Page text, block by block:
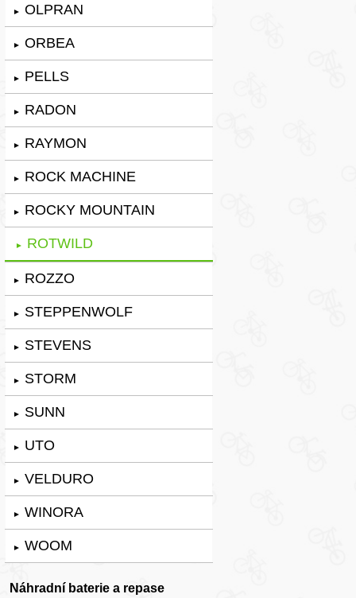
► OLPRAN
► ORBEA
► PELLS
► RADON
► RAYMON
► ROCK MACHINE
► ROCKY MOUNTAIN
► ROTWILD
► ROZZO
► STEPPENWOLF
► STEVENS
► STORM
► SUNN
► UTO
► VELDURO
► WINORA
► WOOM
Náhradní baterie a repase